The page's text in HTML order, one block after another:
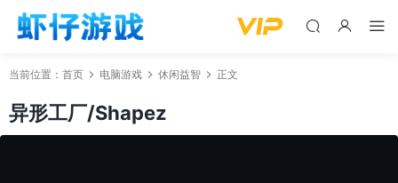
当前位置： 首页 电脑游戏 休闲益智 正文
异形工厂/Shapez